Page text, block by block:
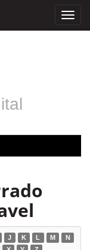
J K L M
N